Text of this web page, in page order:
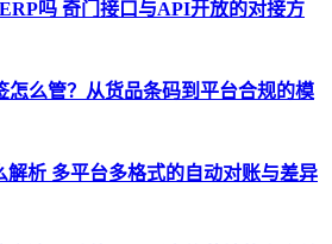
吗 奇门接口与API开放的对接方
怎么管？从货品条码到平台合规的模
解析 多平台多格式的自动对账与差异